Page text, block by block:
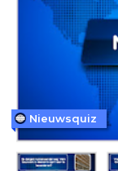
Nieuwsquiz